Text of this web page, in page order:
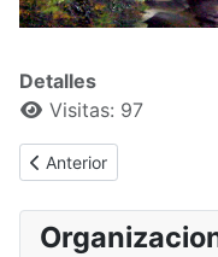
Detalles
Visitas: 97
Artículo anterior: Paisaje
Anterior